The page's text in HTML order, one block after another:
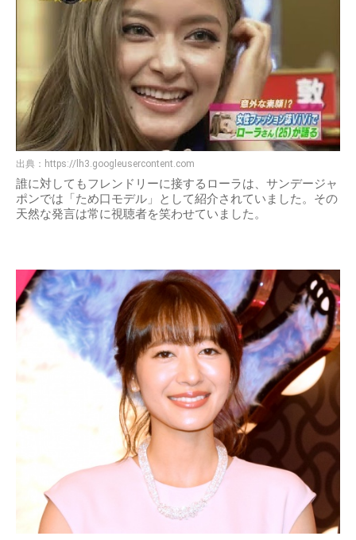
出典： https://lh3.googleusercontent.com
誰に対してもフレンドリーに接するローラは、サンデージャ
ポンでは「ため口モデル」として紹介されていました。その
天然な発言は常に視聴者を笑わせていました。